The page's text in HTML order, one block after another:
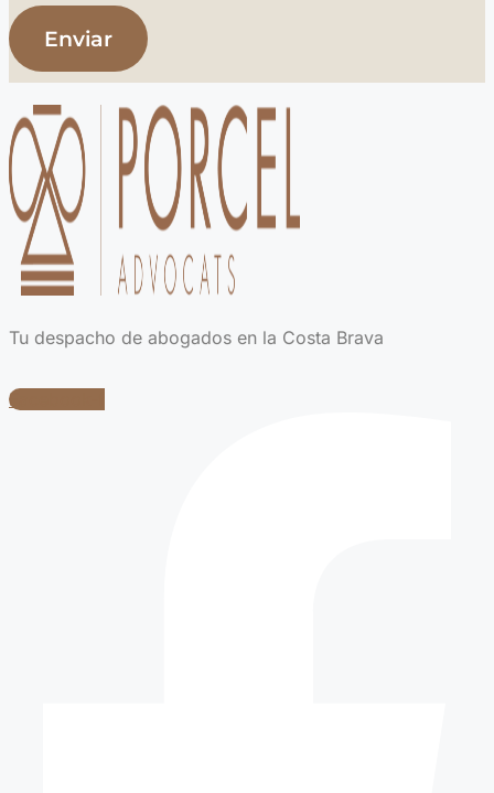
Tu despacho de abogados en la Costa Brava
Facebook-f